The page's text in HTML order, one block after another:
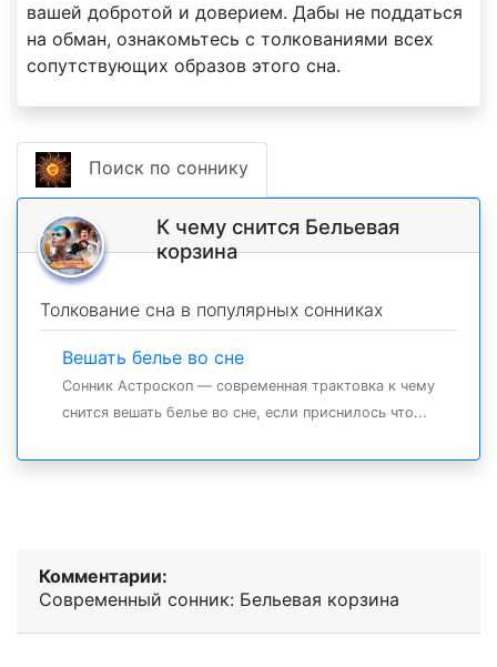
вашей добротой и доверием. Дабы не поддаться
на обман, ознакомьтесь с толкованиями всех
сопутствующих образов этого сна.
Поиск по соннику
К чему снится Бельевая
корзина
Толкование сна в популярных сонниках
Вешать белье во сне
Сонник Астроскоп — современная трактовка к чему
снится вешать белье во сне, если приснилось что...
Комментарии:
Современный сонник: Бельевая корзина